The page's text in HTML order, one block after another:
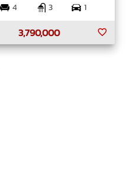
4 3
1
3,790,000